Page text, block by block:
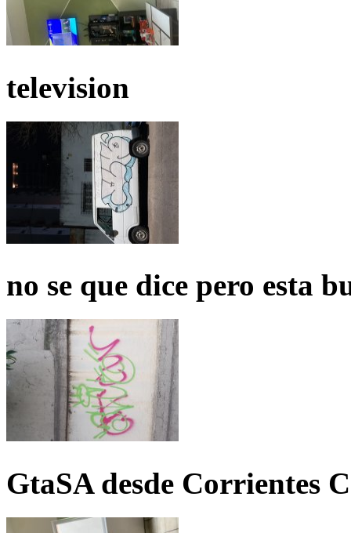
television
no se que dice pero esta
GtaSA desde Corrientes